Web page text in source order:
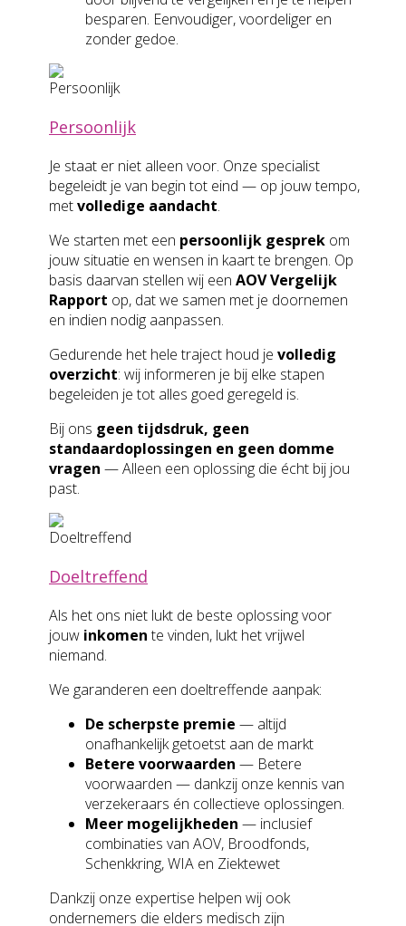
besparen. Eenvoudiger, voordeliger en
zonder gedoe.
Persoonlijk
Je staat er niet alleen voor. Onze specialist
begeleidt je van begin tot eind — op jouw tempo,
metvolledige aandacht.
We starten met een persoonlijk gesprek om
jouw situatie en wensen in kaart te brengen. Op
basis daarvan stellen wij een AOV Vergelijk
Rapport op, dat we samen met je doornemen
en indien nodig aanpassen.
Gedurende het hele traject houd je volledig
overzicht: wij informeren je bij elke stapen
begeleiden je tot alles goed geregeld is.
Bij ons geen tijdsdruk, geen
standaardoplossingen en geen domme
vragen — Alleen een oplossing die écht bij jou
past.
Doeltreffend
Als het ons niet lukt de beste oplossing voor
jouw inkomente vinden, lukt het vrijwel
niemand.
We garanderen een doeltreffende aanpak:
De scherpste premie — altijd
onafhankelijk getoetst aan de markt
Betere voorwaarden — Betere
voorwaarden — dankzij onze kennis van
verzekeraars én collectieve oplossingen.
Meer mogelijkheden — inclusief
combinaties van AOV, Broodfonds,
Schenkkring, WIA en Ziektewet
Dankzij onze expertise helpen wij ook
ondernemers die elders medisch zijn